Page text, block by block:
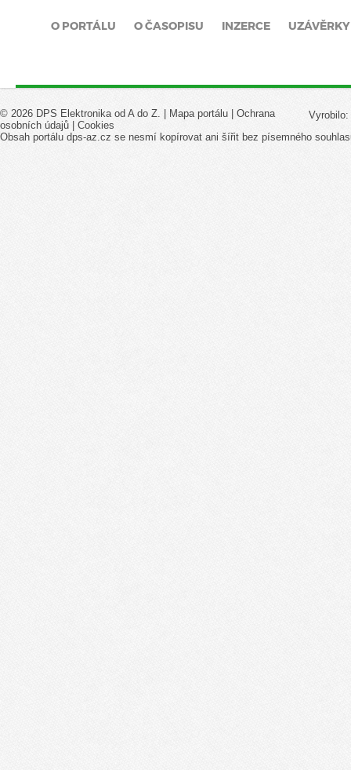
O PORTÁLU O ČASOPISU INZERCE UZÁVĚRKY
Vyrobilo:
© 2026 DPS Elektronika od A do Z. | Mapa portálu
Ochrana
osobních údajů
Cookies
Obsah portálu dps-az.cz se nesmí kopírovat ani šířit bez písemného